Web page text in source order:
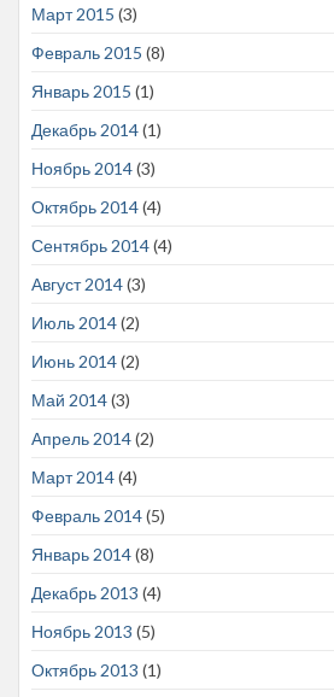
Март 2015 (3)
Февраль 2015 (8)
Январь 2015 (1)
Декабрь 2014(1)
Ноябрь 2014(3)
Октябрь 2014(4)
Сентябрь 2014(4)
Август 2014(3)
Июль 2014(2)
Июнь 2014(2)
Май 2014(3)
Апрель 2014(2)
Март 2014(4)
Февраль 2014(5)
Январь 2014(8)
Декабрь 2013 (4)
Ноябрь 2013 (5)
Октябрь 2013 (1)